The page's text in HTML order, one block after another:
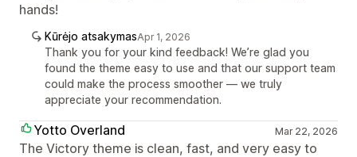
hands!
Kūrėjo atsakymasApr 1, 2026
Thank you for your kind feedback! We’re glad you
found the theme easy to use and that our support team
could make the process smoother — we truly
appreciate your recommendation.
Yotto Overland Mar 22, 2026
The Victory theme is clean, fast, and very easy to